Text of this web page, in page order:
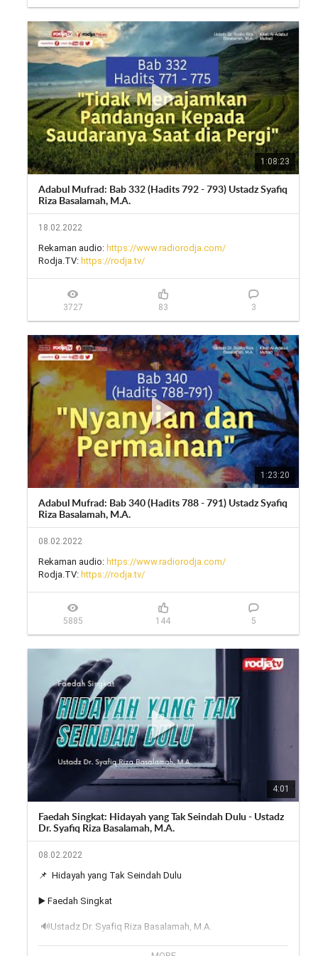
Telegram: https://t.me/rodjatv
Simak juga Rodja TV melalui tv satelit:
Satelit : Telkom-4 (Satelit Merah Putih)
Frekuensi: 3824 MHz
Symbol Rate: 3636 kSps/kHz
Polaritas: H (Horizontal)
Video PID: 106 - Audio PID: 107
PCR PID: 106
1:08:23
Adabul Mufrad: Bab 332 (Hadits 792 - 793) Ustadz Syafiq
Riza Basalamah, M.A.
18.02.2022
Rekaman audio: https://www.radiorodja.com/
Rodja.TV: https://rodja.tv/
3727 83 3
1:23:20
Adabul Mufrad: Bab 340 (Hadits 788 - 791) Ustadz Syafiq
Riza Basalamah, M.A.
08.02.2022
Rekaman audio: https://www.radiorodja.com/
Rodja.TV: https://rodja.tv/
5885 144 5
4:01
Faedah Singkat: Hidayah yang Tak Seindah Dulu - Ustadz
Dr. Syafiq Riza Basalamah, M.A.
08.02.2022
📌  Hidayah yang Tak Seindah Dulu
▶️ Faedah Singkat
https://youtu.be/ZAr_1yu0jvM